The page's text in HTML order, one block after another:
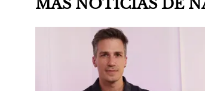
MAS NOTICIAS DE